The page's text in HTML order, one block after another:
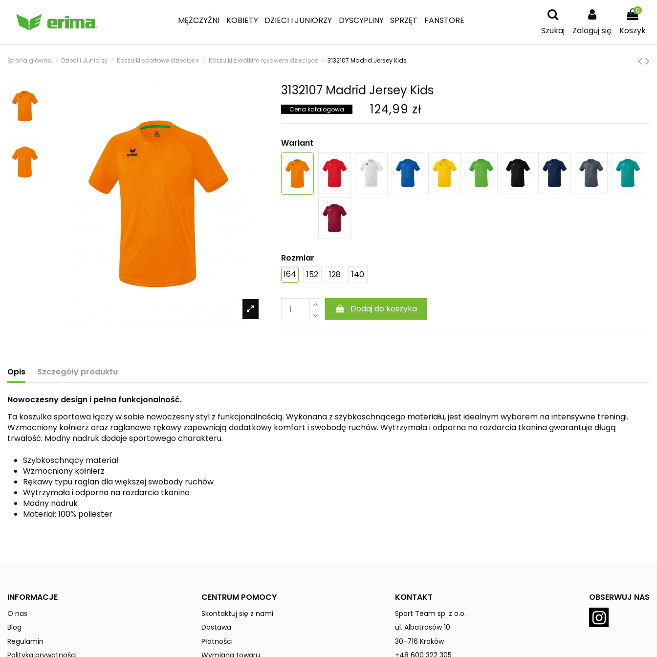
MĘŻCZYŹNI KOBIETY DZIECI I JUNIORZY DYSCYPLINY SPRZĘT
FANSTORE
Szukaj
Zaloguj się
0
Koszyk
Strona główna Dzieci i Juniorzy Koszulki sportowe dziecięce Koszulki z krótkim rękawem dziecięce 3132107 Madrid Jersey Kids
3132107 Madrid Jersey Kids
Cena katalogowa 124,99 zł
Wariant
Rozmiar
164
152 128 140
Dodaj do koszyka
Opis Szczegóły produktu
Nowoczesny design i pełna funkcjonalność.
Ta koszulka sportowa łączy w sobie nowoczesny styl z funkcjonalnością. Wykonana z szybkoschnącego materiału, jest idealnym wyborem na intensywne treningi.
Wzmocniony kołnierz oraz raglanowe rękawy zapewniają dodatkowy komfort i swobodę ruchów. Wytrzymała i odporna na rozdarcia tkanina gwarantuje długą
trwałość. Modny nadruk dodaje sportowego charakteru.
Szybkoschnący materiał
Wzmocniony kołnierz
Rękawy typu raglan dla większej swobody ruchów
Wytrzymała i odporna na rozdarcia tkanina
Modny nadruk
Materiał: 100% poliester
Indeks 3132107-Kids
W magazynie
ean13
» Podmiot odpowiedzialny
INFORMACJE
O nas
Blog
Regulamin
CENTRUM POMOCY
Skontaktuj się z nami
Dostawa
Płatności
KONTAKT
Sport Team sp. z o.o.
ul. Albatrosów 10
30-716 Kraków
OBSERWUJ NAS